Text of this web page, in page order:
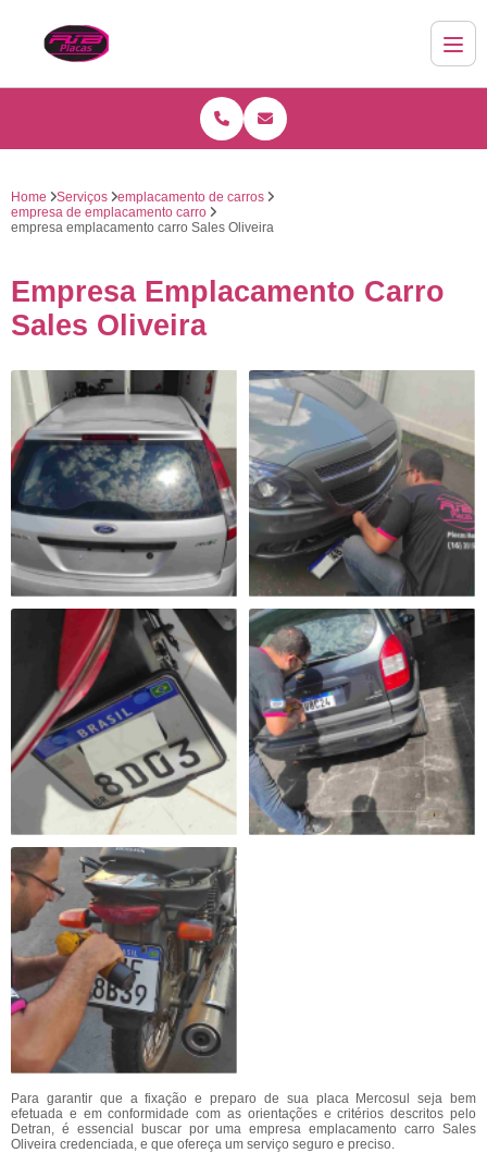
Home Serviços
emplacamento de carros
empresa de emplacamento carro
empresa emplacamento carro Sales Oliveira
Empresa Emplacamento Carro
Sales Oliveira
Para garantir que a fixação e preparo de sua placa Mercosul seja bem
efetuada e em conformidade com as orientações e critérios descritos pelo
Detran, é essencial buscar por uma empresa emplacamento carro Sales
Oliveira credenciada, e que ofereça um serviço seguro e preciso.